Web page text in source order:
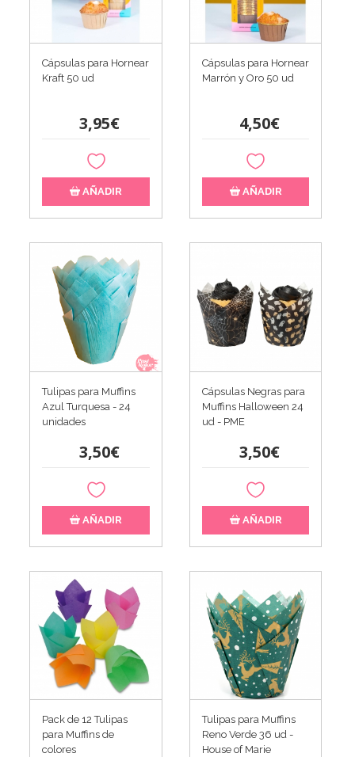
Cápsulas para Hornear
Kraft 50 ud
3,95€
AÑADIR
Cápsulas para Hornear
Marrón y Oro 50 ud
4,50€
AÑADIR
Tulipas para Muffins
Azul Turquesa - 24
unidades
3,50€
AÑADIR
Cápsulas Negras para
Muffins Halloween 24
ud - PME
3,50€
AÑADIR
Pack de 12 Tulipas
para Muffins de
colores
Tulipas para Muffins
Reno Verde 36 ud -
House of Marie